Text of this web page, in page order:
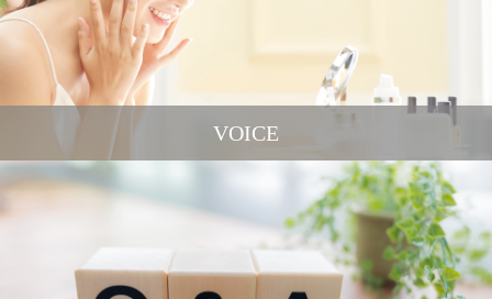
VOICE